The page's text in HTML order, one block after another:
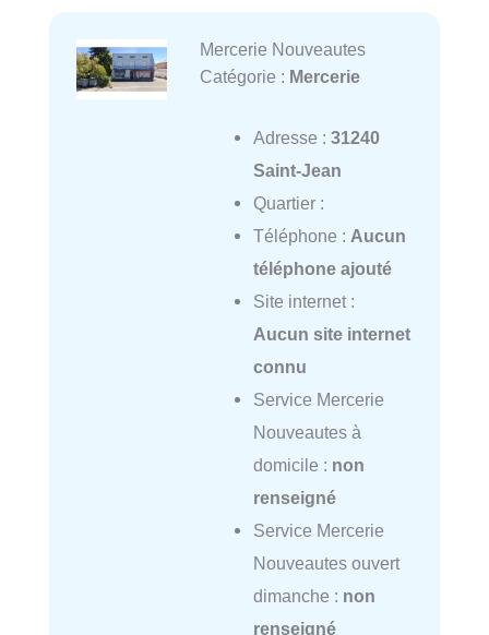
Mercerie Nouveautes
Catégorie : Mercerie
Adresse : 31240
Saint-Jean
Quartier :
Téléphone : Aucun
téléphone ajouté
Site internet :
Aucun site internet
connu
Service Mercerie
Nouveautes à
domicile : non
renseigné
Service Mercerie
Nouveautes ouvert
dimanche : non
renseigné